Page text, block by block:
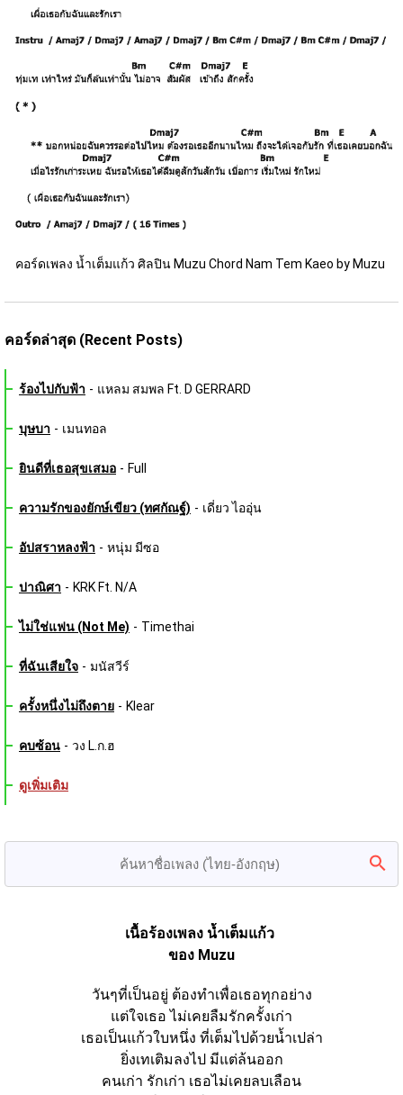
คอร์ดเพลง น้ำเต็มแก้ว ศิลปิน Muzu Chord Nam Tem Kaeo by Muzu
คอร์ดล่าสุด (Recent Posts)
ร้องไปกับฟ้า - แหลม สมพล Ft. D GERRARD
บุษบา - เมนทอล
ยินดีที่เธอสุขเสมอ - Full
ความรักของยักษ์เขียว (ทศกัณฐ์) - เดี่ยว ไออุ่น
อัปสราหลงฟ้า - หนุ่ม มีซอ
ปาณิศา - KRK Ft. N/A
ไม่ใช่แฟน (Not Me) - Timethai
ที่ฉันเสียใจ - มนัสวีร์
ครั้งหนึ่งไม่ถึงตาย - Klear
คบซ้อน - วง L.ก.ฮ
ดูเพิ่มเติม
เนื้อร้องเพลง น้ำเต็มแก้ว
ของ Muzu
วันๆที่เป็นอยู่ ต้องทำเพื่อเธอทุกอย่าง
แต่ใจเธอ ไม่เคยลืมรักครั้งเก่า
เธอเป็นแก้วใบหนึ่ง ที่เต็มไปด้วยน้ำเปล่า
ยิ่งเทเติมลงไป มีแต่ล้นออก
คนเก่า รักเก่า เธอไม่เคยลบเลือน